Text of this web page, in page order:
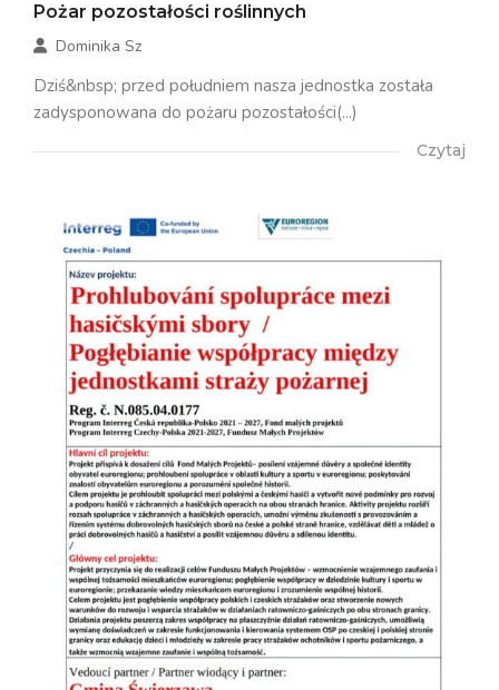
Pożar pozostałości roślinnych
Dominika Sz
Dziś&nbsp; przed południem nasza jednostka została
zadysponowana do pożaru pozostałości(...)
Czytaj